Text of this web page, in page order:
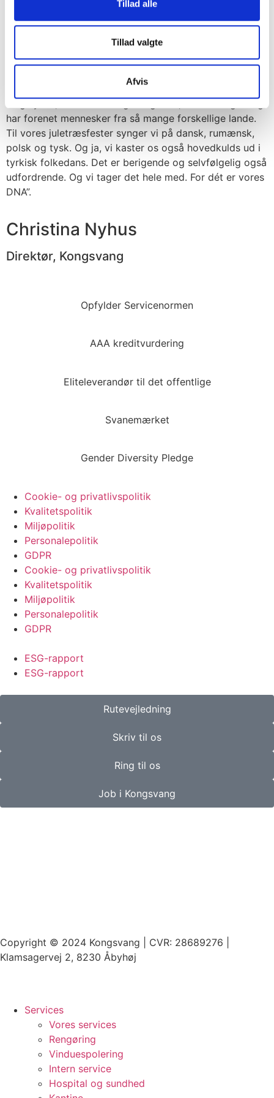
Tillad alle
Tillad valgte
Afvis
alle leder og kanter multikulturelle.
har forenet mennesker fra så mange forskellige lande.
Til vores juletræsfester synger vi på dansk, rumænsk,
polsk og tysk. Og ja, vi kaster os også hovedkulds ud i
tyrkisk folkedans. Det er berigende og selvfølgelig også
udfordrende. Og vi tager det hele med. For dét er vores
DNA”.
Christina Nyhus
Direktør, Kongsvang
Opfylder Servicenormen
AAA kreditvurdering
Eliteleverandør til det offentlige
Svanemærket
Gender Diversity Pledge
Cookie- og privatlivspolitik
Kvalitetspolitik
Miljøpolitik
Personalepolitik
GDPR
Cookie- og privatlivspolitik
Kvalitetspolitik
Miljøpolitik
Personalepolitik
GDPR
ESG-rapport
ESG-rapport
Rutevejledning
Skriv til os
Ring til os
Job i Kongsvang
Copyright © 2024 Kongsvang | CVR: 28689276 |
Klamsagervej 2, 8230 Åbyhøj
Services
Vores services
Rengøring
Vinduespolering
Intern service
Hospital og sundhed